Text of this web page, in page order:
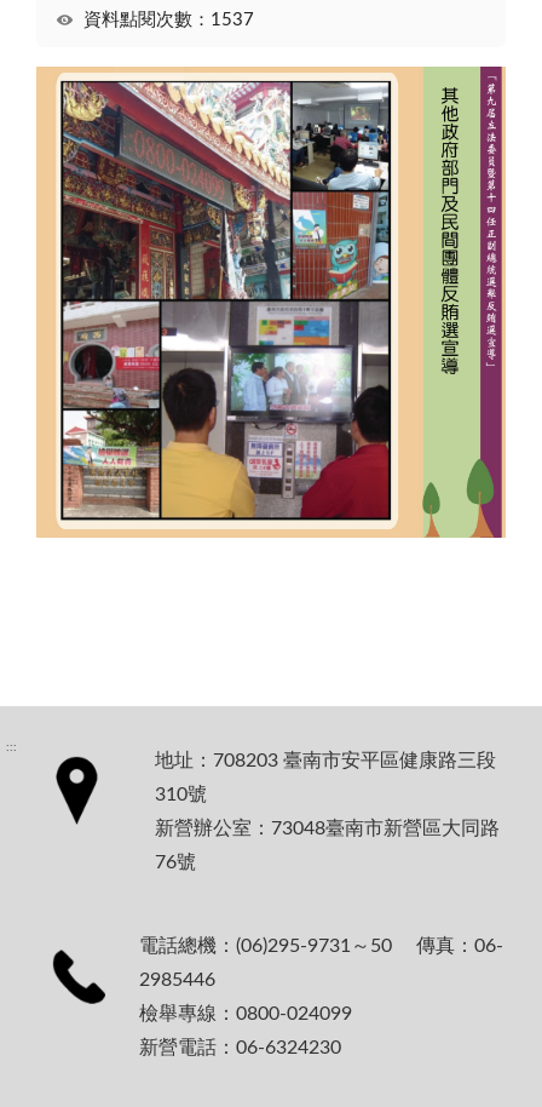
資料點閱次數：1537
:::
地址：708203 臺南市安平區健康路三段
310號
新營辦公室：73048臺南市新營區大同路
76號
電話總機：(06)295-9731～50 傳真：06-
2985446
檢舉專線：0800-024099
新營電話：06-6324230